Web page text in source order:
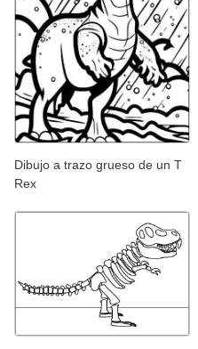
Dibujo a trazo grueso de un T
Rex